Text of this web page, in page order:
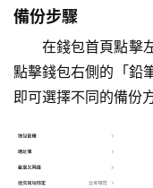
備份步驟
在錢包首頁點擊
點擊錢包右側的「鉛
即可選擇不同的備份方